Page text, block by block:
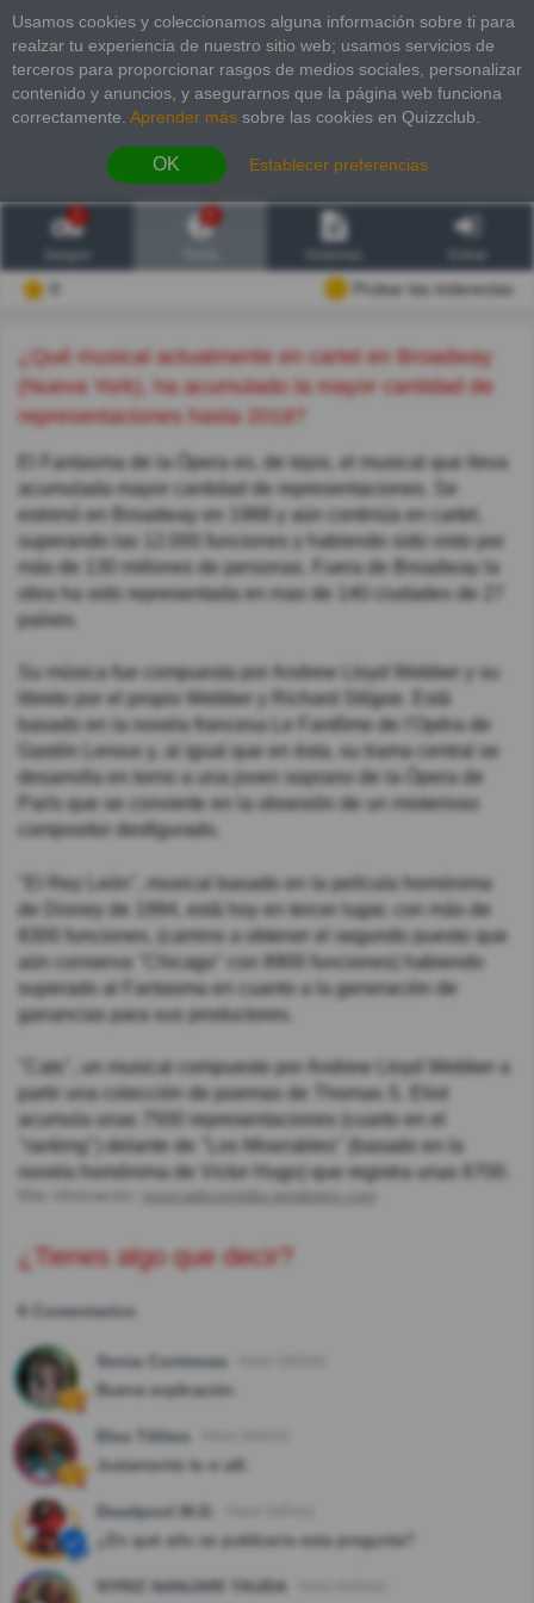
Usamos cookies y coleccionamos alguna información sobre ti para
realzar tu experiencia de nuestro sitio web; usamos servicios de
terceros para proporcionar rasgos de medios sociales, personalizar
contenido y anuncios, y asegurarnos que la página web funciona
correctamente. Aprender más sobre las cookies en Quizzclub.
OK Establecer preferencias
2
Probar las inderectas
¿Qué musical actualmente en cartel en Broadway
(Nueva York), ha acumulado la mayor cantidad de
representaciones hasta 2018?
El Fantasma de la Ópera es, de lejos, el musical que lleva
acumulada mayor cantidad de representaciones. Se
estrenó en Broadway en 1988 y aún continúa en cartel,
superando las 12.000 funciones y habiendo sido visto por
más de 130 millones de personas. Fuera de Broadway la
obra ha sido representada en mas de 140 ciudades de 27
países.
Su música fue compuesta por Andrew Lloyd Webber y su
libreto por el propio Webber y Richard Stilgoe. Está
basado en la novela francesa Le Fantôme de l'Opéra de
Gastón Leroux y, al igual que en ésta, su trama central se
desarrolla en torno a una joven soprano de la Ópera de
París que se convierte en la obsesión de un misterioso
compositor desfigurado.
"El Rey León", musical basado en la película homónima
de Disney de 1994, está hoy en tercer lugar, con más de
8300 funciones, (camino a obtener el segundo puesto que
aún conserva "Chicago" con 8900 funciones) habiendo
superado al Fantasma en cuanto a la generación de
ganancias para sus productores.
"Cats", un musical compuesto por Andrew Lloyd Webber a
partir una colección de poemas de Thomas S. Eliot
acumula unas 7500 representaciones (cuarto en el
"ranking") delante de "Los Miserables" (basado en la
novela homónima de Victor Hugo) que registra unas 6700.
¿Tienes algo que decir?
6 Comentarios
Sonia Contreras
Buena explicación.
Elsa Télites
Justamente la vi allí.
Deadpool M.D.
¿En qué año se publicaría esta pregunta?
NYRIZ NANJARI TAUDA